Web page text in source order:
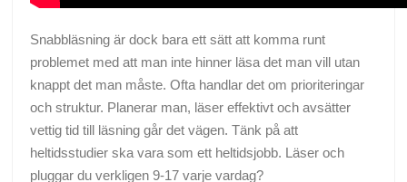
Snabbläsning är dock bara ett sätt att komma runt
problemet med att man inte hinner läsa det man vill utan
knappt det man måste. Ofta handlar det om prioriteringar
och struktur. Planerar man, läser effektivt och avsätter
vettig tid till läsning går det vägen. Tänk på att
heltidsstudier ska vara som ett heltidsjobb. Läser och
pluggar du verkligen 9-17 varje vardag?